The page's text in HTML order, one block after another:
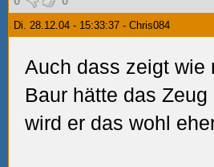
Di. 28.12.04 - 15:33:37 - Chris084
Auch dass zeigt wie
Baur hätte das
wird er das wohl